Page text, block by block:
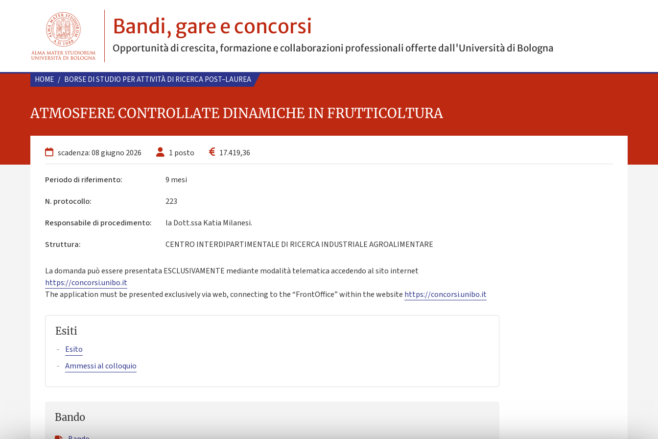
Bandi, gare e concorsi
Opportunità di crescita, formazione e collaborazioni professionali offerte dall'Università di Bologna
HOME / BORSE DI STUDIO PER ATTIVITÀ DI RICERCA POST–LAUREA
ATMOSFERE CONTROLLATE DINAMICHE IN FRUTTICOLTURA
scadenza: 08 giugno 2026 1 posto 17.419,36
Periodo di riferimento:
9 mesi
N. protocollo:
223
Responsabile di procedimento:
la Dott.ssa Katia Milanesi.
Struttura:
CENTRO INTERDIPARTIMENTALE DI RICERCA INDUSTRIALE AGROALIMENTARE
La domanda può essere presentata ESCLUSIVAMENTE mediante modalità telematica accedendo al sito internet
https://concorsi.unibo.it
The application must be presented exclusively via web, connecting to the “FrontOffice” within the website https://concorsi.unibo.it
Esiti
Esito
Ammessi al colloquio
Bando